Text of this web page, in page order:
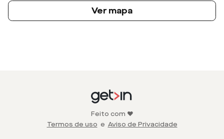
Ver mapa
Feito com ❤️
Termos de uso e Aviso de Privacidade